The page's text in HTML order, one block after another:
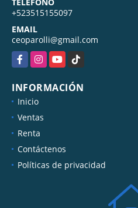
+523515155097
EMAIL
ceoparolli@gmail.com
FacebookInstagramYouTubeTikTok
INFORMACIÓN
Inicio
Ventas
Renta
Contáctenos
Políticas de privacidad